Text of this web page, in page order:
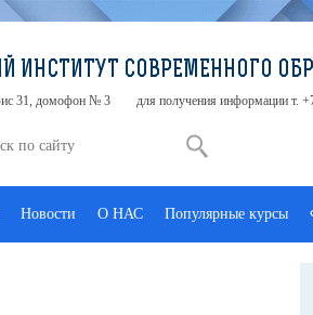
СОВРЕМЕННОГО
31, домофон № 3 для получения информации т.
Новости О НАС Популярные курсы